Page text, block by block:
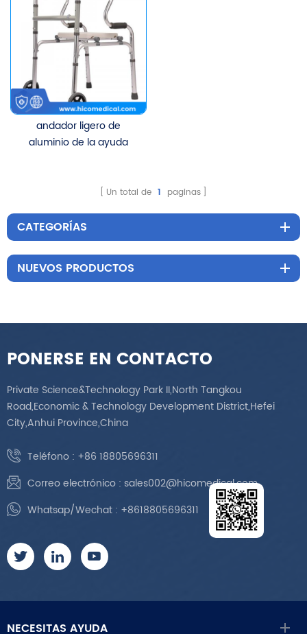
andador ligero de
aluminio de la ayuda
Un total de 1 paginas
CATEGORÍAS
NUEVOS PRODUCTOS
PONERSE EN CONTACTO
Private Science&Technology Park II,North Tangkou
Road,Economic & Technology Development District,Hefei
City,Anhui Province,China
Teléfono : +86 18805696311
Correo electrónico : sales002@hicomedical.com
Whatsap/Wechat : +8618805696311
NECESITAS AYUDA